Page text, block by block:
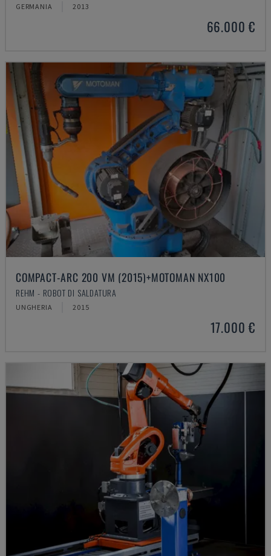
GERMANIA 2013
66.000 €
COMPACT-ARC 200 VM (2015)+MOTOMAN NX100
REHM - ROBOT DI SALDATURA
UNGHERIA 2015
17.000 €